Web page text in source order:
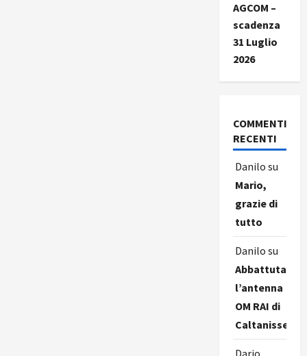
AGCOM –
scadenza
31 Luglio
2026
COMMENTI
RECENTI
Danilo su
Mario,
grazie di
tutto
Danilo su
Abbattuta
l’antenna
OM RAI di
Caltanissetta
Dario